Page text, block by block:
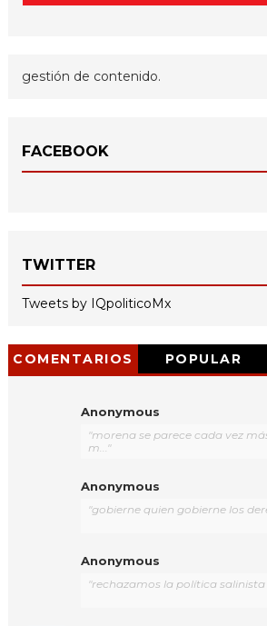
gestión de contenido.
FACEBOOK
TWITTER
Tweets by IQpoliticoMx
COMENTARIOS POPULAR
Anonymous
"morena se parece cada vez
m..."
Anonymous
"gobierne quien gobierne los
Anonymous
"rechazamos la política salinista